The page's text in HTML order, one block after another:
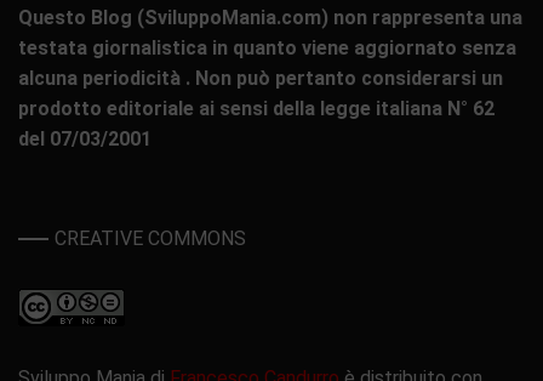
Questo Blog (SviluppoMania.com) non rappresenta una
testata giornalistica in quanto viene aggiornato senza
alcuna periodicità . Non può pertanto considerarsi un
prodotto editoriale ai sensi della legge italiana N° 62
del 07/03/2001
CREATIVE COMMONS